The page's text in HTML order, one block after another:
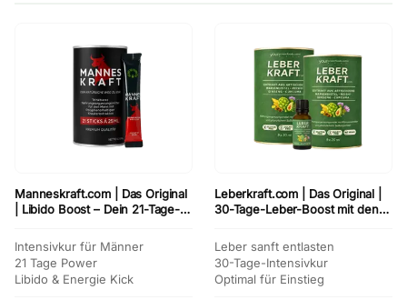
Manneskraft.com | Das Original
| Libido Boost – Dein 21-Tage-
Intensivkur für Männer
21 Tage Power
Libido & Energie Kick
Leberkraft.com | Das Original |
30-Tage-Leber-Boost mit den
Mariendistel
Leber sanft entlasten
30-Tage-Intensivkur
Optimal für Einstieg